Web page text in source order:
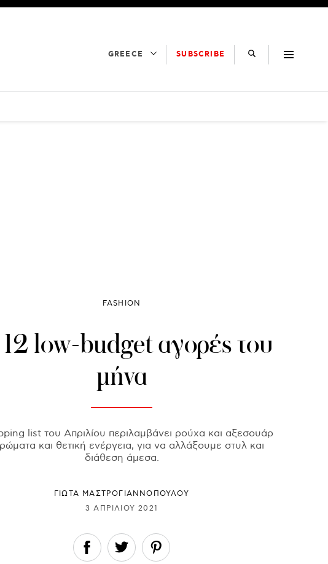
GREECE SUBSCRIBE
FASHION
low-budget αγορές του
μήνα
list του Απριλίου περιλαμβάνει ρούχα και αξεσουάρ
και θετική ενέργεια, για να αλλάξουμε στυλ και
διάθεση άμεσα.
ΓΙΩΤΑ ΜΑΣΤΡΟΓΙΑΝΝΟΠΟΥΛΟΥ
3 ΑΠΡΙΛΊΟΥ 2021